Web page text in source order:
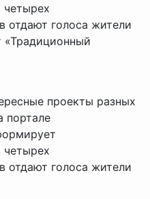
четырех
отдают голоса жители
«Традиционный
проекты разных
портале
четырех
отдают голоса жители